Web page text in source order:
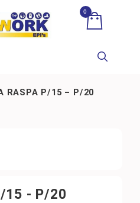
0
RASPA P/15 – P/20
15 - P/20